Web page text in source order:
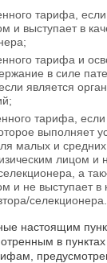
тарифа,
и выступает в
тарифа и
в силе
является
тарифа, если
выполняет
малых и
лицом и
а
и не выступает в
селекционера.
настоящим
в